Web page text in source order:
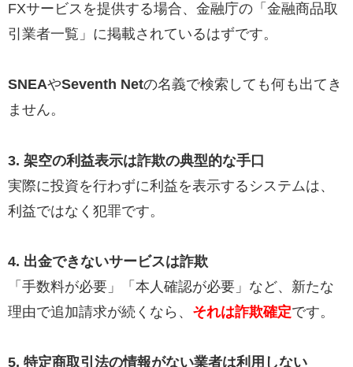
FXサービスを提供する場合、金融庁の「金融商品取
引業者一覧」に掲載されているはずです。
SNEAやSeventh Netの名義で検索しても何も出てき
ません。
3. 架空の利益表示は詐欺の典型的な手口
実際に投資を行わずに利益を表示するシステムは、
利益ではなく犯罪です。
4. 出金できないサービスは詐欺
「手数料が必要」「本人確認が必要」など、新たな
理由で追加請求が続くなら、 それは詐欺確定です。
5. 特定商取引法の情報がない業者は利用しない